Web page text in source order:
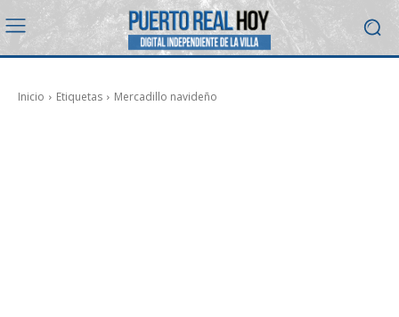
Inicio Etiquetas Mercadillo navideño